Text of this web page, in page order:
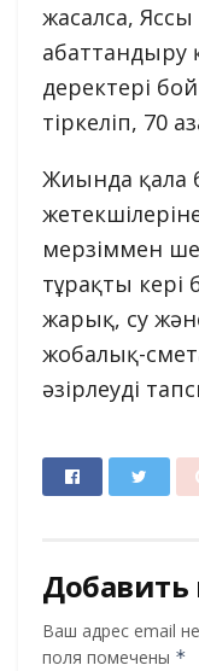
жасалса,
абаттандыру
деректері
тіркеліп, 70
Жиында қала
мерзіммен
тұрақты
жарық, су
жобалық-
әзірлеуді
Ваш адрес email
поля помечены *